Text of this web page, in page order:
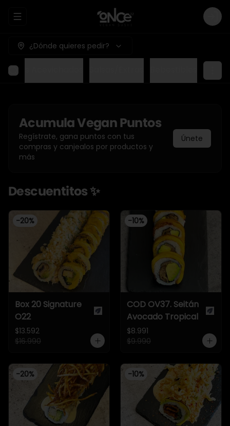
Abrir menu de navegación Login
¿Dónde quieres pedir?
Rolls Acevichados
AcumulaVegan Puntos
Regístrate, gana puntos con tus
compras y canjealos por productos y
más
Únete
Descuentitos ✨
-20%
Box 20 Signature
O22
$13.592
$16.990
-10%
COD OV37. Seitán
Avocado Tropical
$8.991
$9.990
-20% -10%